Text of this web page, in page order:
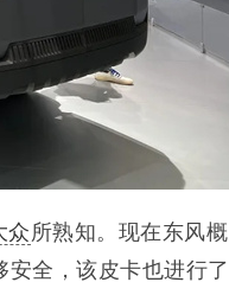
众所熟知。现在东风概
全，该皮卡也进行了